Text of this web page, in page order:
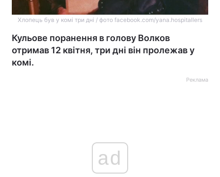
Хлопець був у комі три дні / фото facebook.com/yana.hospitallers
Кульове поранення в голову Волков
отримав 12 квітня, три дні він пролежав у
комі.
Реклама
ad